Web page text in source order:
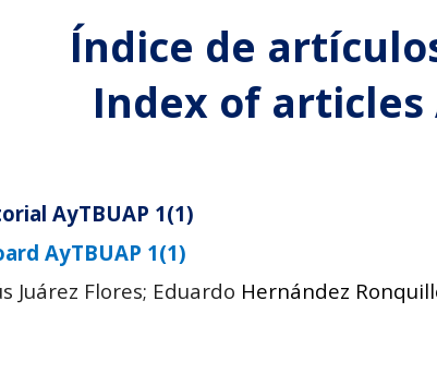
Índice de
Index of articles
AyTBUAP 1(1)
AyTBUAP 1(1)
Juárez Flores; Eduardo Hernández